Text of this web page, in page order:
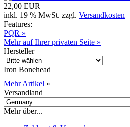
22,00 EUR
inkl. 19 % MwSt. zzgl. Versandkosten
Features:
PQR »
Mehr auf Ihrer privaten Seite »
Hersteller
Iron Bonehead
Mehr Artikel »
Versandland
Mehr über...